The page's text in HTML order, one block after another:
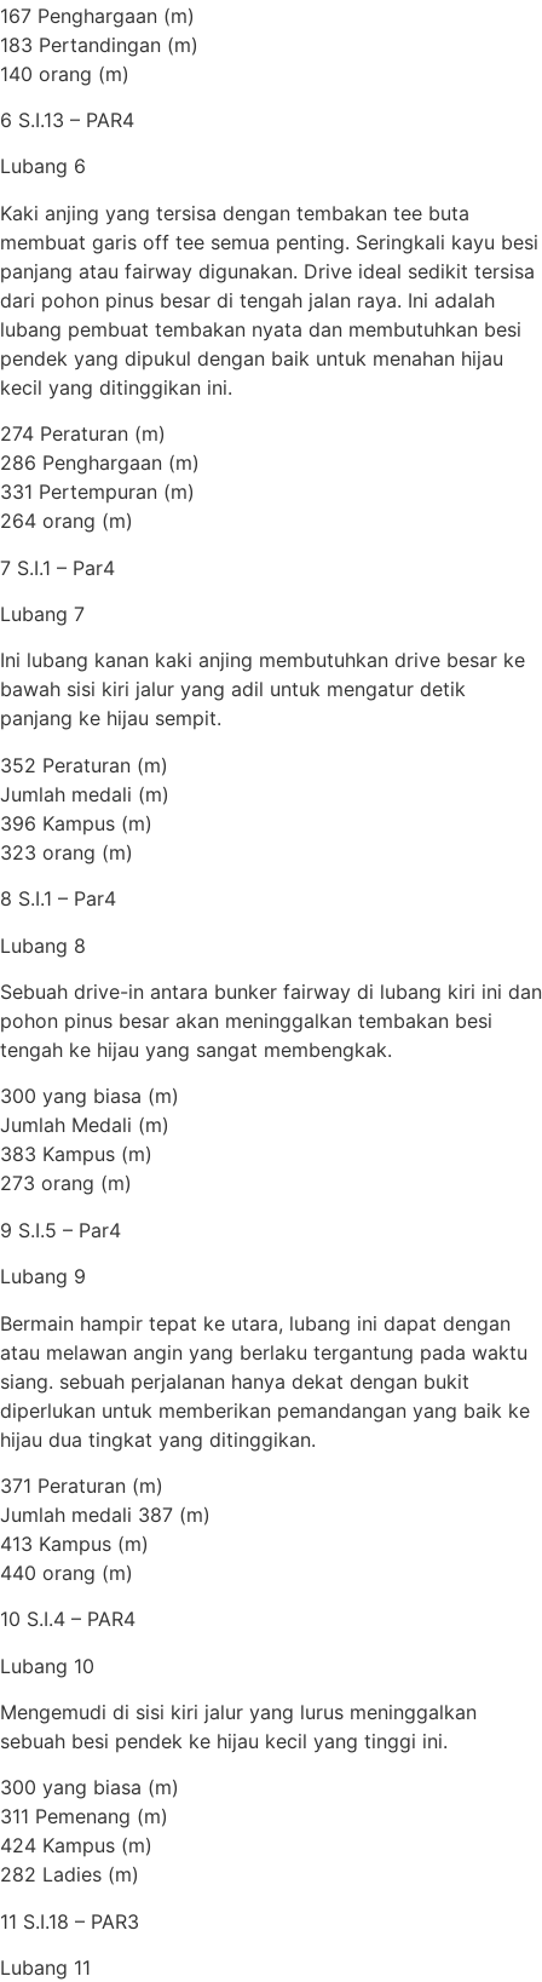
167 Penghargaan (m)
183 Pertandingan (m)
140 orang (m)
6 S.I.13 – PAR4
Lubang 6
Kaki anjing yang tersisa dengan tembakan tee buta
membuat garis off tee semua penting. Seringkali kayu besi
panjang atau fairway digunakan. Drive ideal sedikit tersisa
dari pohon pinus besar di tengah jalan raya. Ini adalah
lubang pembuat tembakan nyata dan membutuhkan besi
pendek yang dipukul dengan baik untuk menahan hijau
kecil yang ditinggikan ini.
274 Peraturan (m)
286 Penghargaan (m)
331 Pertempuran (m)
264 orang (m)
7 S.I.1 – Par4
Lubang 7
Ini lubang kanan kaki anjing membutuhkan drive besar ke
bawah sisi kiri jalur yang adil untuk mengatur detik
panjang ke hijau sempit.
352 Peraturan (m)
Jumlah medali (m)
396 Kampus (m)
323 orang (m)
8 S.I.1 – Par4
Lubang 8
Sebuah drive-in antara bunker fairway di lubang kiri ini dan
pohon pinus besar akan meninggalkan tembakan besi
tengah ke hijau yang sangat membengkak.
300 yang biasa (m)
Jumlah Medali (m)
383 Kampus (m)
273 orang (m)
9 S.I.5 – Par4
Lubang 9
Bermain hampir tepat ke utara, lubang ini dapat dengan
atau melawan angin yang berlaku tergantung pada waktu
siang. sebuah perjalanan hanya dekat dengan bukit
diperlukan untuk memberikan pemandangan yang baik ke
hijau dua tingkat yang ditinggikan.
371 Peraturan (m)
Jumlah medali 387 (m)
413 Kampus (m)
440 orang (m)
10 S.I.4 – PAR4
Lubang 10
Mengemudi di sisi kiri jalur yang lurus meninggalkan
sebuah besi pendek ke hijau kecil yang tinggi ini.
300 yang biasa (m)
311 Pemenang (m)
424 Kampus (m)
282 Ladies (m)
11 S.I.18 – PAR3
Lubang 11